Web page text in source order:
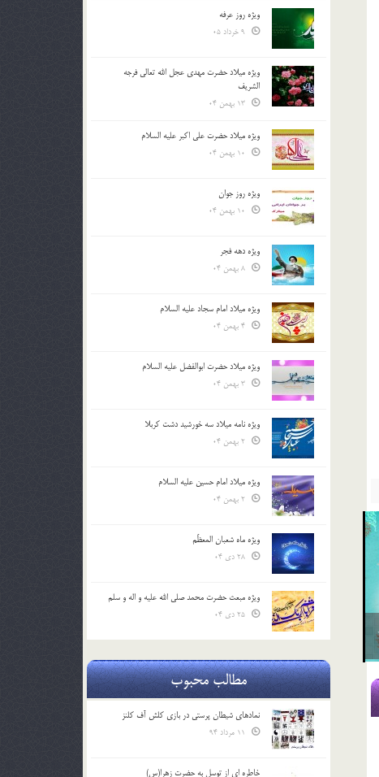
ویژه روز عرفه
ویژه میلاد حضرت مهدی عجل الله تعالی فرجه
الشريف
ویژه میلاد حضرت علی اکبر علیه السلام
ویژه روز جوان
ویژه دهه فجر
ویژه میلاد امام سجاد علیه السلام
ویژه میلاد حضرت ابوالفضل علیه السلام
ویژه نامه میلاد سه خورشید دشت کربلا
ویژه میلاد امام حسین علیه السلام
ویژه ماه شعبان المعظّم
ویژه مبعث حضرت محمد صلی الله علیه و اله و سلم
مطالب محبوب
نمادهای شیطان پرستی در بازی کلش آف کلنز
خاطره ای از توسل به حضرت زهرا(س)